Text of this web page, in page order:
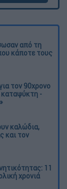
από τη
κάποτε τους
τον 90χρονο
καταψύκτη -
καλώδια,
και τον
11
χρονιά